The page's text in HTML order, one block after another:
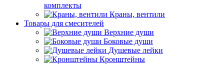
комплекты
Краны, вентили
Товары для смесителей
Верхние души
Боковые души
Душевые лейки
Кронштейны